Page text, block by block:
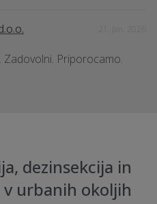
Priporocamo.
dezinsekcija in
urbanih okoljih